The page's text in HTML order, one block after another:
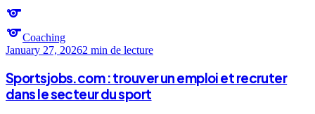
sports
sportsCoaching
January 27, 20262 min de lecture
Sportsjobs.com : trouver un emploi et recruter
dans le secteur du sport